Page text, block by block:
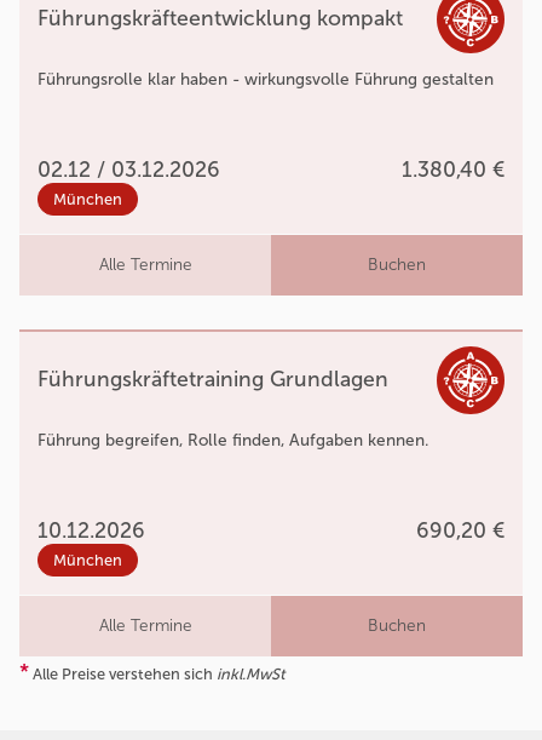
Führungskräfteentwicklung kompakt
Führungsrolle klar haben - wirkungsvolle Führung gestalten
02.12 / 03.12.2026 1.380,40 €
München
Alle Termine Buchen
Führungskräftetraining Grundlagen
Führung begreifen, Rolle finden, Aufgaben kennen.
10.12.2026 690,20 €
München
Alle Termine Buchen
* Alle Preise verstehen sich inkl.MwSt